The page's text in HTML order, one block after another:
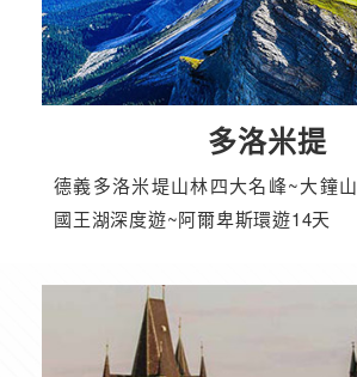
多洛米提
德義多洛米堤山林四大名峰~大鐘
國王湖深度遊~阿爾卑斯環遊14天